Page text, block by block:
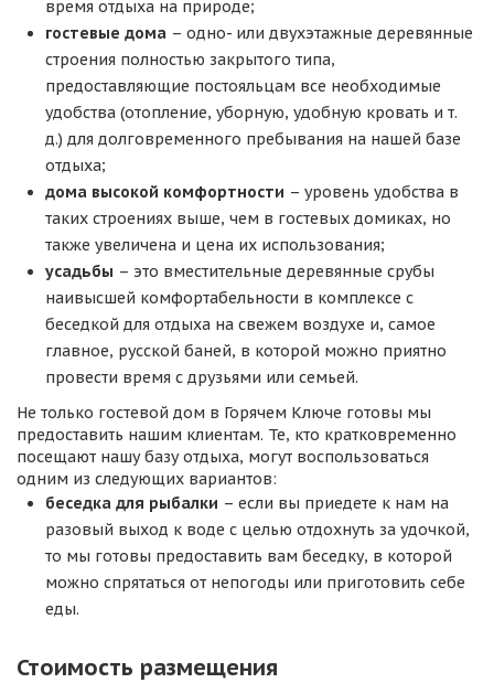
время отдыха на природе;
гостевые дома – одно- или двухэтажные деревянные
строения полностью закрытого типа,
предоставляющие постояльцам все необходимые
удобства (отопление, уборную, удобную кровать и т.
д.) для долговременного пребывания на нашей базе
отдыха;
дома высокой комфортности – уровень удобства в
таких строениях выше, чем в гостевых домиках, но
также увеличена и цена их использования;
усадьбы – это вместительные деревянные срубы
наивысшей комфортабельности в комплексе с
беседкой для отдыха на свежем воздухе и, самое
главное, русской баней, в которой можно приятно
провести время с друзьями или семьей.
Не только гостевой дом в Горячем Ключе готовы мы
предоставить нашим клиентам. Те, кто кратковременно
посещают нашу базу отдыха, могут воспользоваться
одним из следующих вариантов:
беседка для рыбалки – если вы приедете к нам на
разовый выход к воде с целью отдохнуть за удочкой,
то мы готовы предоставить вам беседку, в которой
можно спрятаться от непогоды или приготовить себе
еды.
Стоимость размещения